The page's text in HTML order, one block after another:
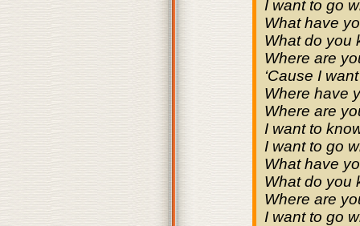
I want to go
What have
What do you
Where are
‘Cause I
Where have
Where are
I want to
I want to go
What have
What do you
Where are
I want to go